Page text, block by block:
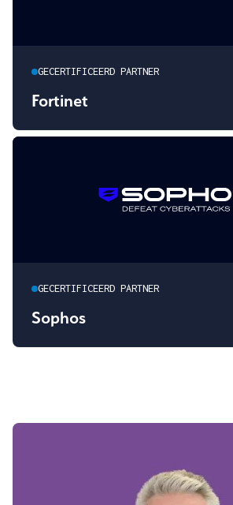
GECERTIFICEERD PARTNER
Fortinet
GECERTIFICEERD PARTNER
Sophos